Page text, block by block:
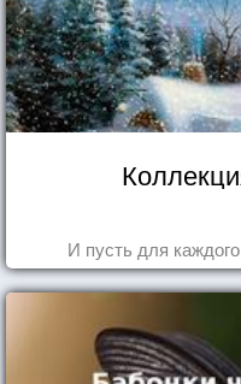
И пусть для